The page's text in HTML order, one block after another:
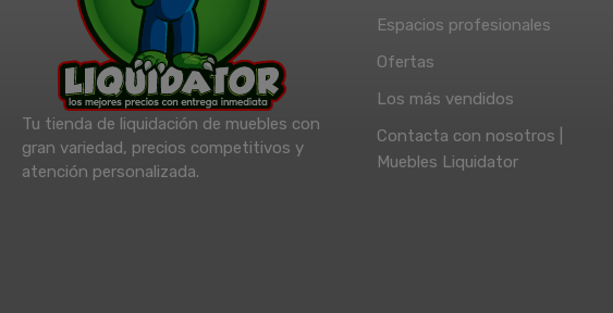
Tu tienda de liquidación de muebles con
gran variedad, precios competitivos y
atención personalizada.
Espacios profesionales
Ofertas
Los más vendidos
Contacta con nosotros |
Muebles Liquidator